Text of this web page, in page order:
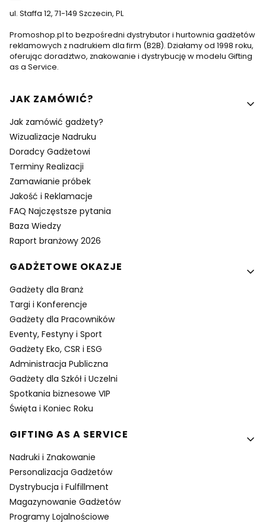
ul. Staffa 12, 71-149 Szczecin, PL
Promoshop.pl to bezpośredni dystrybutor i hurtownia gadżetów
reklamowych z nadrukiem dla firm (B2B). Działamy od 1998 roku,
oferując doradztwo, znakowanie i dystrybucję w modelu Gifting
as a Service.
Linki w stopce
JAK ZAMÓWIĆ?
Jak zamówić gadżety?
Wizualizacje Nadruku
Doradcy Gadżetowi
Terminy Realizacji
Zamawianie próbek
Jakość i Reklamacje
FAQ Najczęstsze pytania
Baza Wiedzy
Raport branżowy 2026
GADŻETOWE OKAZJE
Gadżety dla Branż
Targi i Konferencje
Gadżety dla Pracowników
Eventy, Festyny i Sport
Gadżety Eko, CSR i ESG
Administracja Publiczna
Gadżety dla Szkół i Uczelni
Spotkania biznesowe VIP
Święta i Koniec Roku
GIFTING AS A SERVICE
Nadruki i Znakowanie
Personalizacja Gadżetów
Dystrybucja i Fulfillment
Magazynowanie Gadżetów
Programy Lojalnościowe